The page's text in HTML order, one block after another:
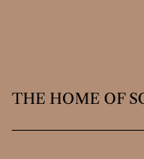
THE HOME OF